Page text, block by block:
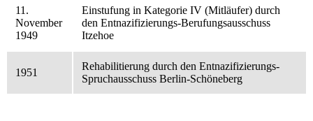
11.
November
1949
Einstufung in Kategorie IV (Mitläufer) durch
den Entnazifizierungs-Berufungsausschuss
Itzehoe
1951
Rehabilitierung durch den Entnazifizierungs-
Spruchausschuss Berlin-Schöneberg